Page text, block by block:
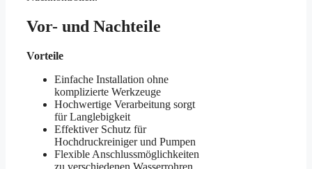
Vor- und Nachteile
Vorteile
Einfache Installation ohne
komplizierte Werkzeuge
Hochwertige Verarbeitung sorgt
für Langlebigkeit
Effektiver Schutz für
Hochdruckreiniger und Pumpen
Flexible Anschlussmöglichkeiten
zu verschiedenen Wasserrohren